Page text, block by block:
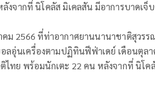
งจากที่ นิโคลัส มิเคลสัน มีอาการบาดเจ็
คม 2566 ที่ท่าอากาศยานนานาชาติสุวร
ลอุ่นเครื่องตามปฏิทินฟีฟ่าเดย์ เดือนตุลา
ไทย พร้อมนักเตะ 22 คน หลังจากที่ นิโค